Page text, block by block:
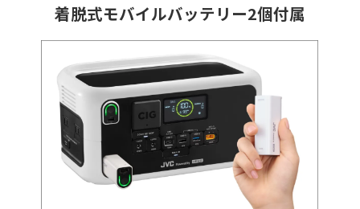
着脱式モバイルバッテリー2個付属